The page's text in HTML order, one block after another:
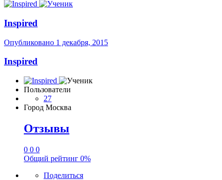
Inspired
Опубликовано 1 декабря, 2015
Inspired
Пользователи
27
Город Москва
Отзывы
0 0 0
Общий рейтинг 0%
Поделиться